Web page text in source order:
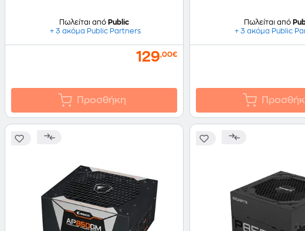
Πωλείται από Public
+ 3 ακόμα Public Partners
129,00€
Προσθήκη
Πωλείται από
+ 3 ακόμα Public